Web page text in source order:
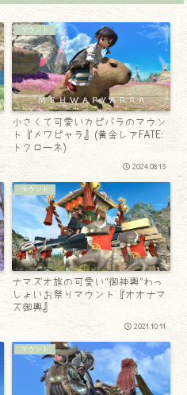
マウント
小さくて可愛いカピバラのマウン
ト『メワピャラ』(黄金レアFATE:
トクローネ)
2024.08.13
マウント
ナマズオ族の可愛い“御神輿”わっ
しょいお祭りマウント『オオナマ
ズ御輿』
2021.10.11
マウント